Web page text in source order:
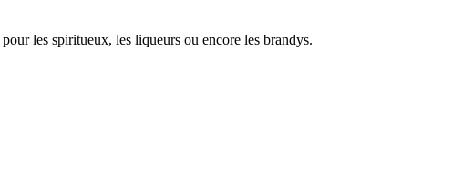
les spiritueux, les liqueurs ou encore les brandys.